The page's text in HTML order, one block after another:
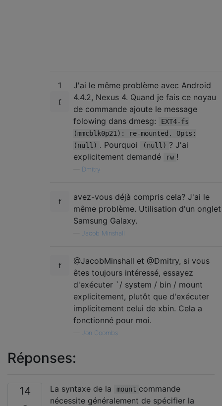
1
J'ai le même problème avec Android
4.4.2, Nexus 4. Quand je fais ce noyau
de commande ajoute le message
folowing dans dmesg:
EXT4-fs
(mmcblk0p21): re-mounted. Opts:
(null) . Pourquoi (null) ? J'ai
explicitement demandé
rw !
Dmitry
avez-vous déjà compris cela? J'ai le
même problème. Utilisation d'un onglet
Samsung Galaxy.
Jacob Minshall
@JacobMinshall et @Dmitry, si vous
êtes toujours intéressé, essayez
d'exécuter `/ system / bin / mount
explicitement, plutôt que d'exécuter
implicitement celui de xbin. Cela a
fonctionné pour moi.
Jon Coombs
Réponses:
14 La syntaxe de la mount commande
nécessite généralement de spécifier la